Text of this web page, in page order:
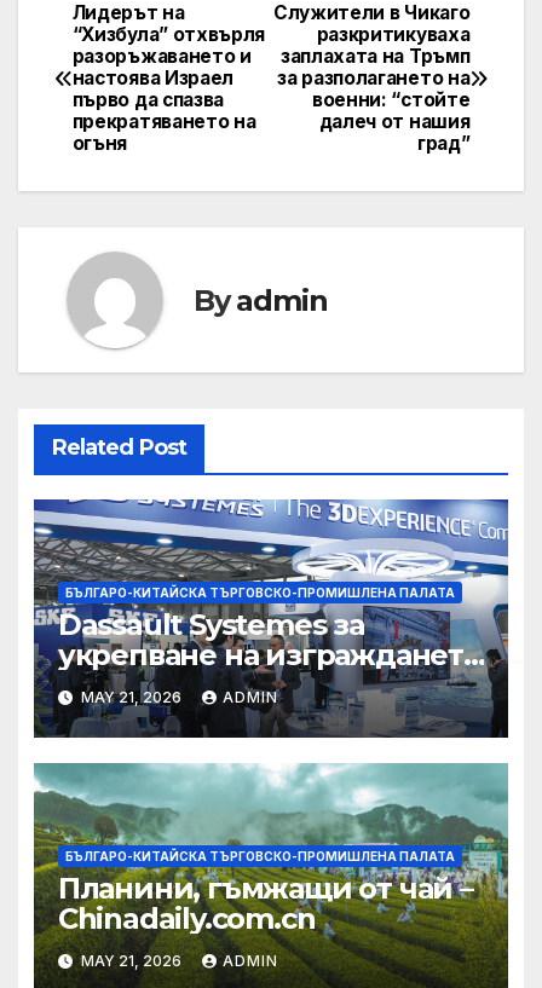
Post
navigation
Служители в Чикаго
разкритикуваха
заплахата на Тръмп
за разполагането на
военни: “стойте
далеч от нашия
град”
Лидерът на
“Хизбула” отхвърля
разоръжаването и
настоява Израел
първо да спазва
прекратяването на
огъня
Byadmin
Related Post
БЪЛГАРО-КИТАЙСКА ТЪРГОВСКО-ПРОМИШЛЕНА ПАЛАТА
Dassault Systemes за
укрепване на изграждането
на AI екосистема в Китай
MAY 21, 2026 ADMIN
БЪЛГАРО-КИТАЙСКА ТЪРГОВСКО-ПРОМИШЛЕНА ПАЛАТА
Планини, гъмжащи от чай –
Chinadaily.com.cn
MAY 21, 2026 ADMIN